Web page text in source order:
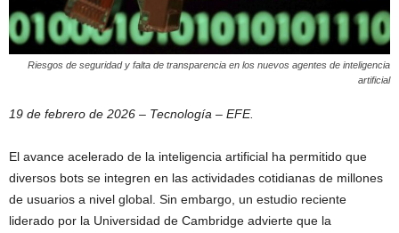
Riesgos de seguridad y falta de transparencia en los nuevos agentes de inteligencia
artificial
19 de febrero de 2026 – Tecnología – EFE.
El avance acelerado de la inteligencia artificial ha permitido que
diversos bots se integren en las actividades cotidianas de millones
de usuarios a nivel global. Sin embargo, un estudio reciente
liderado por la Universidad de Cambridge advierte que la